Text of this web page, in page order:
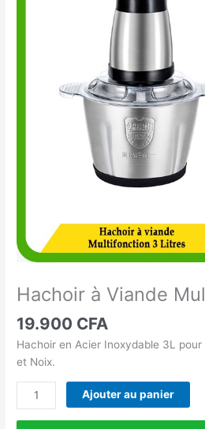
Hachoir à Viande
19.900 CFA
Hachoir en Acier Inoxydable 3L
et Noix.
Ajouter au panier